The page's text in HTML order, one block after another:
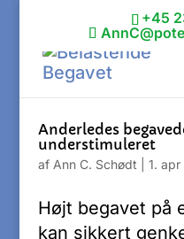
+45
Anderledes
understimuleret
af Ann C. Schødt 1.
Højt begavet på
kan sikkert